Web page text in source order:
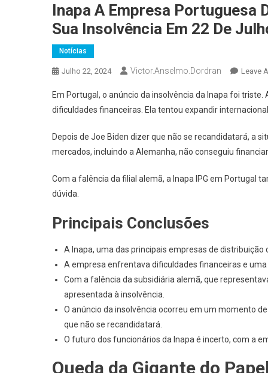
Inapa A Empresa Portuguesa
Sua Insolvência Em 22 De
Notícias
Julho 22, 2024 Victor.anselmo.dordran Leave
Em Portugal, o anúncio da insolvência da Inapa foi
dificuldades financeiras. Ela tentou expandir
Depois de Joe Biden dizer que não se recandidatará, a
mercados, incluindo a Alemanha, não conseguiu
Com a falência da filial alemã, a Inapa IPG em Portugal
dúvida.
Principais Conclusões
A Inapa, uma das principais empresas de
A empresa enfrentava dificuldades financeiras e
Com a falência da subsidiária alemã, que
apresentada à insolvência.
O anúncio da insolvência ocorreu em um momento
que não se recandidatará.
O futuro dos funcionários da Inapa é incerto, com a
Queda da Gigante do